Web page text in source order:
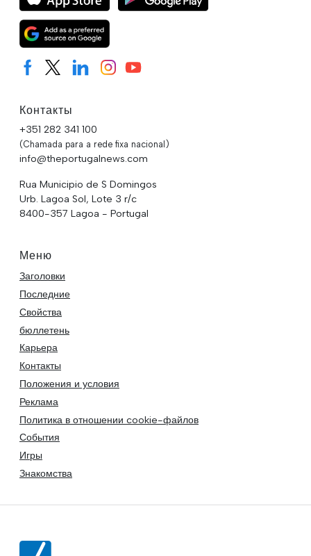
Контакты
+351 282 341 100
(Chamada para a rede fixa nacional)
info@theportugalnews.com
Rua Municipio de S Domingos
Urb. Lagoa Sol, Lote 3 r/c
8400-357 Lagoa - Portugal
Меню
Заголовки
Последние
Свойства
бюллетень
Карьера
Контакты
Положения и условия
Реклама
Политика в отношении cookie-файлов
События
Игры
Знакомства